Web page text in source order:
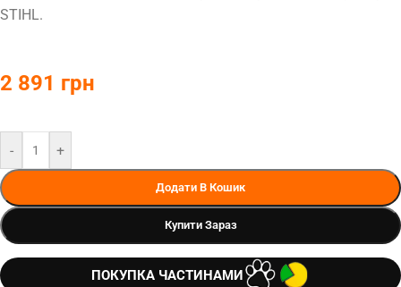
STIHL.
2 891 грн
- +
Додати В Кошик
Купити Зараз
ПОКУПКА ЧАСТИНАМИ